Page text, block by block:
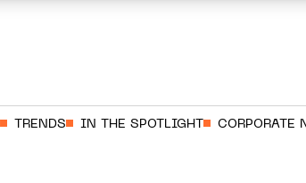
TRENDS IN THE SPOTLIGHT CORPORATE